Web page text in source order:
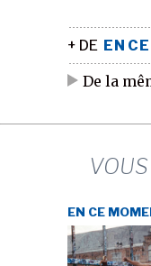
+ DE EN
De la
EN CE